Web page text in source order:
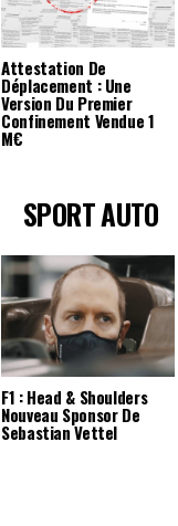
Attestation De
Déplacement : Une
Version Du Premier
Confinement Vendue 1
M€
SPORT AUTO
F1 : Head & Shoulders
Nouveau Sponsor De
Sebastian Vettel